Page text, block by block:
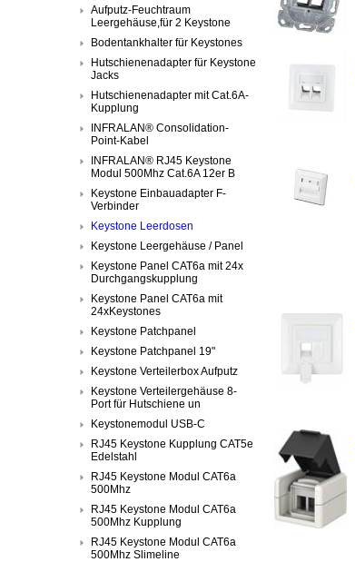
Aufputz-Feuchtraum
Leergehäuse,für 2 Keystone
Bodentankhalter für Keystones
Hutschienenadapter für Keystone
Jacks
Hutschienenadapter mit Cat.6A-
Kupplung
INFRALAN® Consolidation-
Point-Kabel
INFRALAN® RJ45 Keystone
Modul 500Mhz Cat.6A 12er B
Keystone Einbauadapter F-
Verbinder
Keystone Leerdosen
Keystone Leergehäuse / Panel
Keystone Panel CAT6a mit 24x
Durchgangskupplung
Keystone Panel CAT6a mit
24xKeystones
Keystone Patchpanel
Keystone Patchpanel 19"
Keystone Verteilerbox Aufputz
Keystone Verteilergehäuse 8-
Port für Hutschiene un
Keystonemodul USB-C
RJ45 Keystone Kupplung CAT5e
Edelstahl
RJ45 Keystone Modul CAT6a
500Mhz
RJ45 Keystone Modul CAT6a
500Mhz Kupplung
RJ45 Keystone Modul CAT6a
500Mhz Slimeline